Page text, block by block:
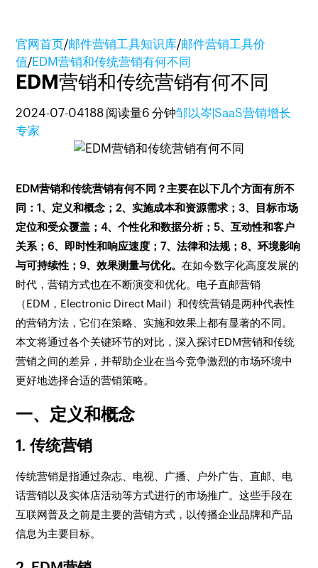
官网首页/邮件营销工具知识库/邮件营销工具价
值/EDM营销和传统营销有何不同
EDM营销和传统营销有何不同
2024-07-04188 阅读量6 分钟邹以岑|SaaS营销增长
专家
EDM营销和传统营销有何不同？主要在以下几个方面有所不
同：1、定义和概念；2、实施成本和资源需求；3、目标市场
定位和受众覆盖；4、个性化和数据分析；5、互动性和客户
关系；6、即时性和响应速度；7、法律和法规；8、环境影响
与可持续性；9、效果测量与优化。在如今数字化高度发展的
时代，营销方式也在不断演变和优化。电子直邮营销
（EDM，Electronic Direct Mail）和传统营销是两种代表性
的营销方法，它们在策略、实施和效果上都有显著的不同。
本文将通过各个关键环节的对比，深入探讨EDM营销和传统
营销之间的差异，并帮助企业在当今竞争激烈的市场环境中
更好地选择合适的营销策略。
一、定义和概念
1. 传统营销
传统营销是指通过杂志、电视、广播、户外广告、直邮、电
话营销以及实体店活动等方式进行的市场推广。这些手段在
互联网普及之前是主要的营销方式，以传播企业品牌和产品
信息为主要目标。